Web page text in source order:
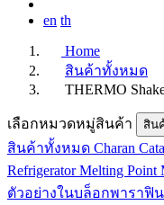
en th
Home
สินค้าทั้งหมด
THERMO
เลือกหมวดหมู่สินค้า สิน
สินค้าทั้งหมด Charan
RefrigeratorMelting Point
ตัวอย่างในบล็อกพาราฟิน